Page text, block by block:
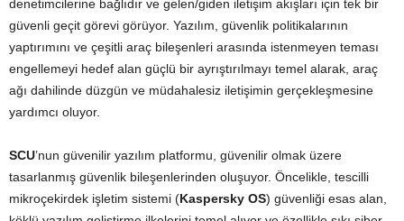
denetimcilerine bağlıdır ve gelen/giden iletişim akışları için tek bir
güvenli geçit görevi görüyor. Yazılım, güvenlik politikalarının
yaptırımını ve çeşitli araç bileşenleri arasında istenmeyen teması
engellemeyi hedef alan güçlü bir ayrıştırılmayı temel alarak, araç
ağı dahilinde düzgün ve müdahalesiz iletişimin gerçekleşmesine
yardımcı oluyor.
SCU’nun güvenilir yazılım platformu, güvenilir olmak üzere
tasarlanmış güvenlik bileşenlerinden oluşuyor. Öncelikle, tescilli
mikroçekirdek işletim sistemi (Kaspersky OS) güvenliği esas alan,